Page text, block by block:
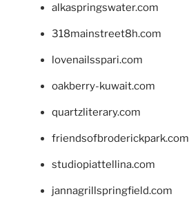
alkaspringswater.com
318mainstreet8h.com
lovenailsspari.com
oakberry-kuwait.com
quartzliterary.com
friendsofbroderickpark.com
studiopiattellina.com
jannagrillspringfield.com